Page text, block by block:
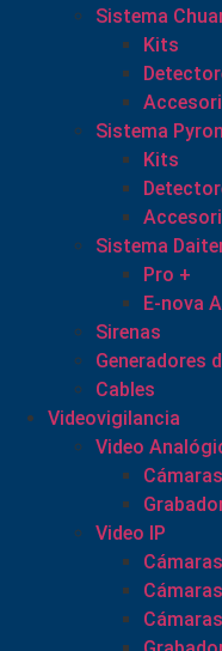
Sistema
Kits
Sistema
Kits
Sistema
Pro +
E-nova
Sirenas
Generadores
Cables
Videovigilancia
Video
Video IP